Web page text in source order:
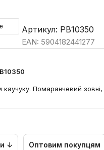
Артикул: PB10350
EAN: 5904182441277
каучуку. Помаранчевий
↓ Оптовим покупцям